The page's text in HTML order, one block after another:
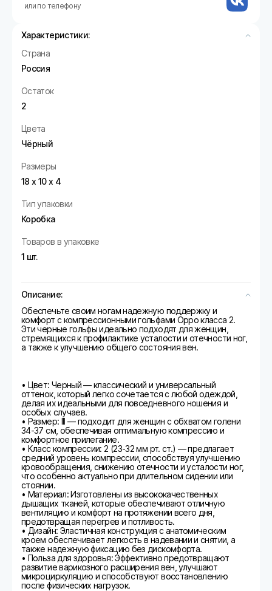
или по телефону
Характеристики:
Страна
Россия
Остаток
2
Цвета
Чёрный
Размеры
18 х 10 х 4
Тип упаковки
Коробка
Товаров в упаковке
1 шт.
Описание:
Обеспечьте своим ногам надежную поддержку и
комфорт с компрессионными гольфами Oppo класса 2.
Эти черные гольфы идеально подходят для женщин,
стремящихся к профилактике усталости и отечности ног,
а также к улучшению общего состояния вен.
• Цвет: Черный — классический и универсальный
оттенок, который легко сочетается с любой одеждой,
делая их идеальными для повседневного ношения и
особых случаев.
• Размер: III — подходит для женщин с обхватом голени
34-37 см, обеспечивая оптимальную компрессию и
комфортное прилегание.
• Класс компрессии: 2 (23-32 мм рт. ст.) — предлагает
средний уровень компрессии, способствуя улучшению
кровообращения, снижению отечности и усталости ног,
что особенно актуально при длительном сидении или
стоянии.
• Материал: Изготовлены из высококачественных
дышащих тканей, которые обеспечивают отличную
вентиляцию и комфорт на протяжении всего дня,
предотвращая перегрев и потливость.
• Дизайн: Эластичная конструкция с анатомическим
кроем обеспечивает легкость в надевании и снятии, а
также надежную фиксацию без дискомфорта.
• Польза для здоровья: Эффективно предотвращают
развитие варикозного расширения вен, улучшают
микроциркуляцию и способствуют восстановлению
после физических нагрузок.